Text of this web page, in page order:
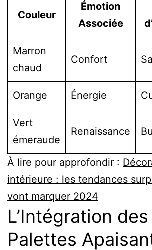
Couleur
Émotion
Associée
Marron
chaud
Confort
Orange Énergie
Vert
émeraude
Renaissance
À lire pour approfondir :
intérieure : les tendances
vont marquer 2024
L’Intégration des
Palettes